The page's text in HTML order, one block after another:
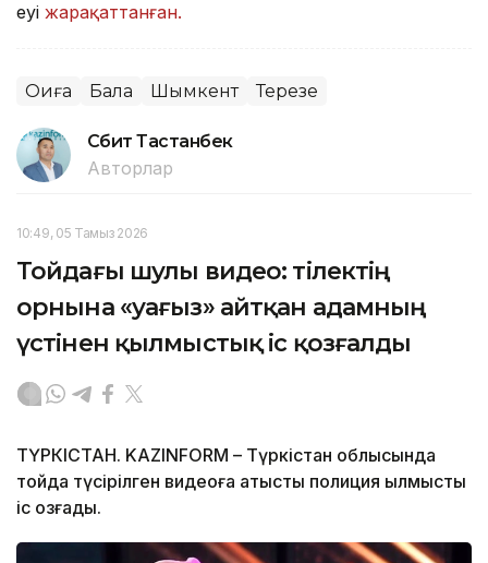
еуі жарақаттанған.
Оқиға Бала Шымкент Терезе
Сәбит Тастанбек
Авторлар
10:49, 05 Тамыз 2026
Тойдағы шулы видео: тілектің
орнына «уағыз» айтқан адамның
үстінен қылмыстық іс қозғалды
ТҮРКІСТАН. KAZINFORM – Түркістан облысында
тойда түсірілген видеоға қатысты полиция қылмыстық
іс қозғады.